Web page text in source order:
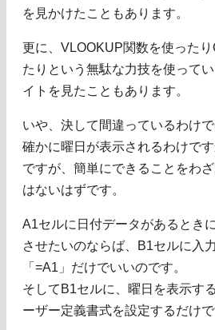
を見かけたこともあります。
更に、VLOOKUP関数を使った
たりという無駄な力技を使って
イトを見たこともあります。
いや、決して間違っているわけで
確かに曜日が表示されるわけです
ですが、簡単にできることをわ
はないはずです。
A1セルに日付データがあるとき
させたいのならば、B1セルに入
「=A1」だけでいいのです。
そしてB1セルに、曜日を表示す
ーザー定義書式を設定するだけで